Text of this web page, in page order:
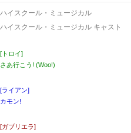
ハイスクール・ミュージカル
ハイスクール・ミュージカル キャスト
[トロイ]
さあ行こう! (Woo!)
[ライアン]
カモン!
[ガブリエラ]